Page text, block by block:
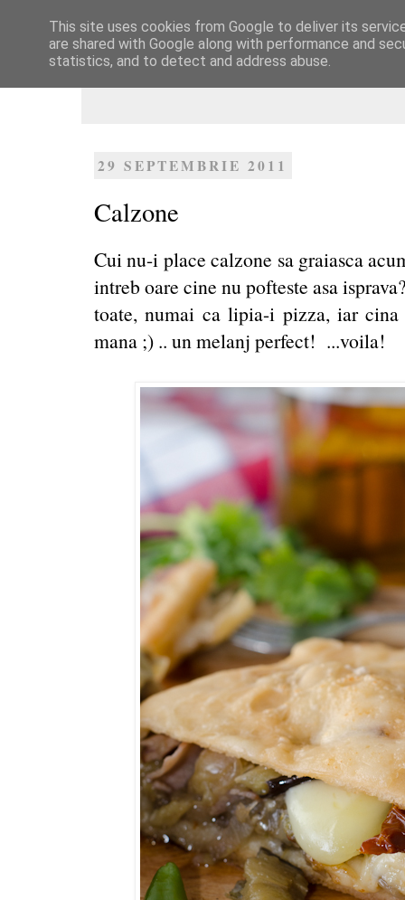
Dulcegarii culinare
29 SEPTEMBRIE 2011
Calzone
Cui nu-i place calzone sa graiasca
intreb oare cine nu pofteste asa
toate, numai ca lipia-i pizza, iar
mana ;) .. un melanj perfect! ...voila!
This site uses cookies from Google to deliver its
are shared with Google along with performance and
statistics, and to detect and address abuse.